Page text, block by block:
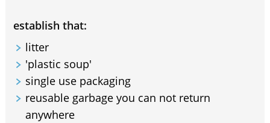
establish that:
litter
'plastic soup'
single use packaging
reusable garbage you can not return
anywhere